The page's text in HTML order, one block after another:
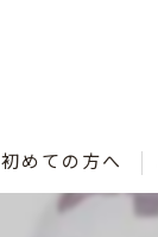
初めての方へ